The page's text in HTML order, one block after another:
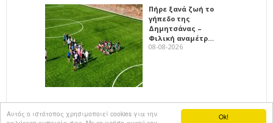
Ok!
Αυτός ο ιστότοπος χρησιμοποιεί cookies για την
Πήρε ξανά ζωή το
γήπεδο της
Δημητσάνας –
Φιλική αναμέτρ…
08-08-2026